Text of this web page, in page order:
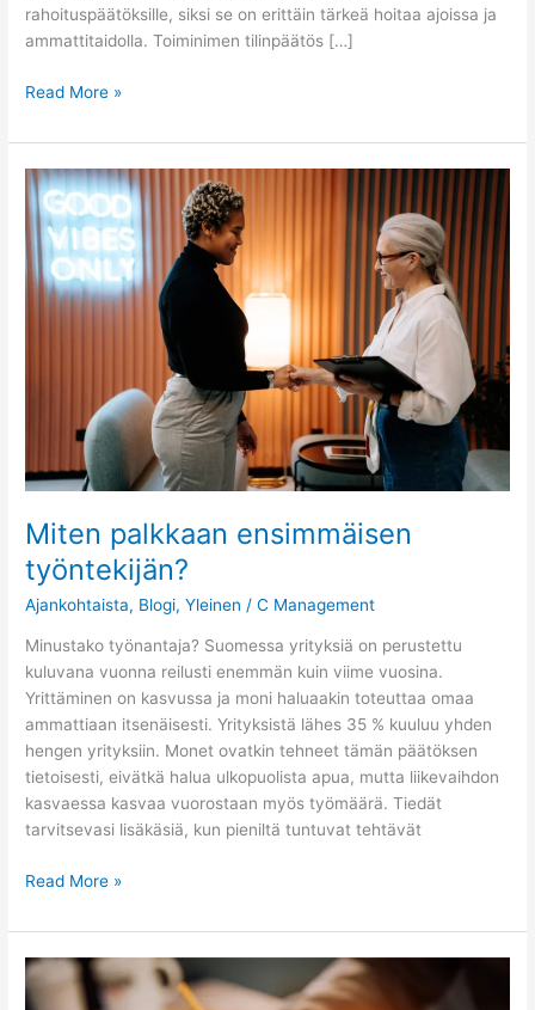
rahoituspäätöksille, siksi se on erittäin tärkeä hoitaa ajoissa ja
ammattitaidolla. Toiminimen tilinpäätös […]
Read More »
Miten palkkaan ensimmäisen
työntekijän?
Ajankohtaista, Blogi,Yleinen /C Management
Minustako työnantaja? Suomessa yrityksiä on perustettu
kuluvana vuonna reilusti enemmän kuin viime vuosina.
Yrittäminen on kasvussa ja moni haluaakin toteuttaa omaa
ammattiaan itsenäisesti. Yrityksistä lähes 35 % kuuluu yhden
hengen yrityksiin. Monet ovatkin tehneet tämän päätöksen
tietoisesti, eivätkä halua ulkopuolista apua, mutta liikevaihdon
kasvaessa kasvaa vuorostaan myös työmäärä. Tiedät
tarvitsevasi lisäkäsiä, kun pieniltä tuntuvat tehtävät
Miten
palkkaan
ensimmäisen
työntekijän?
Read More »
Yrityksen
perustamisen